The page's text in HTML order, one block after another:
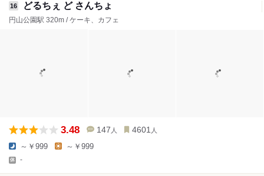
16 どるちぇ ど さんちょ
円山公園駅 320m / ケーキ、カフェ
3.48 147 人 4601 人
～￥999 ～￥999
-